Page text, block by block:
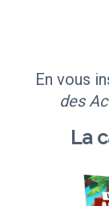
En vous
des
La